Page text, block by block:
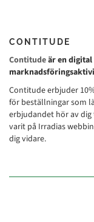
CONTITUDE
Contitudeär en
Contitude erbjuder
för beställningar som
erbjudandet hör av
varit på Irradias
dig vidare.